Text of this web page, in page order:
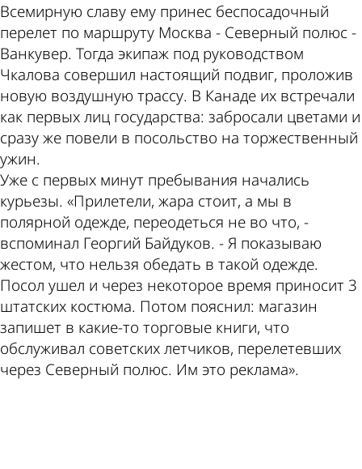
Всемирную славу ему принес беспосадочный
перелет по маршруту Москва - Северный полюс -
Ванкувер. Тогда экипаж под руководством
Чкалова совершил настоящий подвиг, проложив
новую воздушную трассу. В Канаде их встречали
как первых лиц государства: забросали цветами и
сразу же повели в посольство на торжественный
ужин.
Уже с первых минут пребывания начались
курьезы. «Прилетели, жара стоит, а мы в
полярной одежде, переодеться не во что, -
вспоминал Георгий Байдуков. - Я показываю
жестом, что нельзя обедать в такой одежде.
Посол ушел и через некоторое время приносит 3
штатских костюма. Потом пояснил: магазин
запишет в какие-то торговые книги, что
обслуживал советских летчиков, перелетевших
через Северный полюс. Им это реклама».